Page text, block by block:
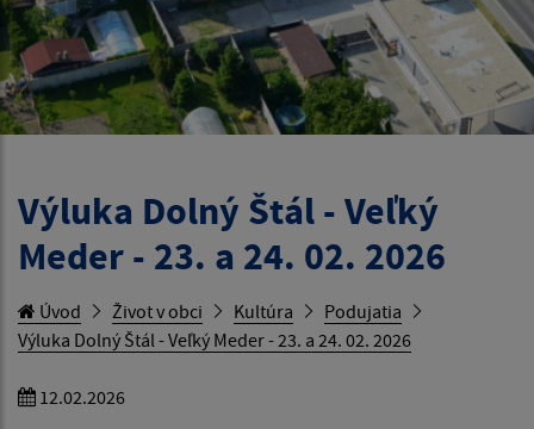
Výluka Dolný Štál - Veľký
Meder - 23. a 24. 02. 2026
Úvod Život v obci Kultúra
Podujatia
Výluka Dolný Štál - Veľký Meder - 23. a 24. 02. 2026
12.02.2026